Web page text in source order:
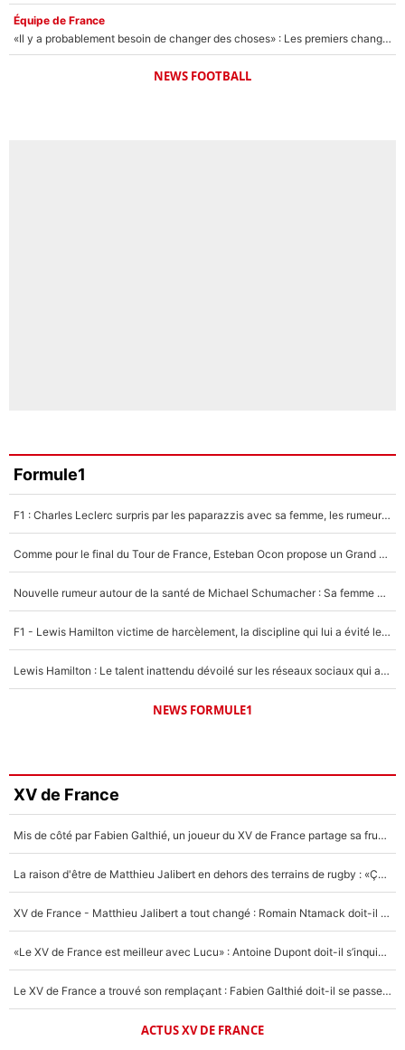
Équipe de France
«Il y a probablement besoin de changer des choses» : Les premiers changements de Zinedine Zidane en équipe de France sont révélés ?
NEWS FOOTBALL
Formule1
F1 : Charles Leclerc surpris par les paparazzis avec sa femme, les rumeurs étaient vraies !
Comme pour le final du Tour de France, Esteban Ocon propose un Grand Prix de Formule 1 à Paris : «Autour de l’Arc de Triomphe, ce serait génial» !
Nouvelle rumeur autour de la santé de Michael Schumacher : Sa femme Corinna sort du silence
F1 - Lewis Hamilton victime de harcèlement, la discipline qui lui a évité le pire : «J'aurais probablement mal tourné»
Lewis Hamilton : Le talent inattendu dévoilé sur les réseaux sociaux qui a impressionné Kim Kardashian pendant leurs vacances en amoureux !
NEWS FORMULE1
XV de France
Mis de côté par Fabien Galthié, un joueur du XV de France partage sa frustration : «ils ne me l’ont pas dit tout de suite»
La raison d'être de Matthieu Jalibert en dehors des terrains de rugby : «Ça m'atteint autant que si tu touches à un membre de ma famille»
XV de France - Matthieu Jalibert a tout changé : Romain Ntamack doit-il s’inquiéter pour sa place à un an de la Coupe du monde ?
«Le XV de France est meilleur avec Lucu» : Antoine Dupont doit-il s’inquiéter pour sa place ?
Le XV de France a trouvé son remplaçant : Fabien Galthié doit-il se passer d'Antoine Dupont ?
ACTUS XV DE FRANCE